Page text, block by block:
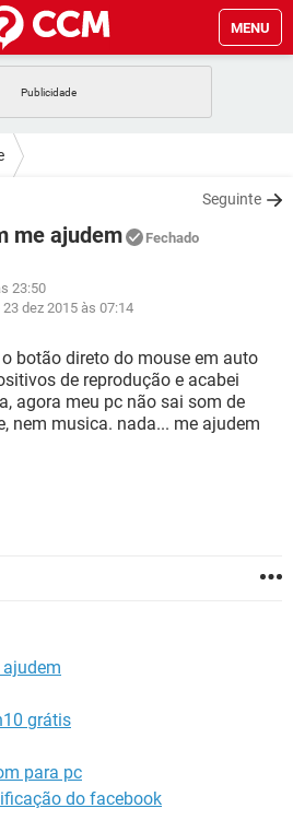
MENU
GMAIL
WHATSAPP
EXCEL
GMAIL
EXCEL
GMAIL
WHATSAPP
FACEBOOK
EXCEL
Seguinte
me ajudem Fechado
23:50
23 dez 2015 às 07:14
botão direto do mouse em auto
de reprodução e acabei
agora meu pc não sai som de
nem musica. nada... me ajudem
grátis
para pc
do facebook